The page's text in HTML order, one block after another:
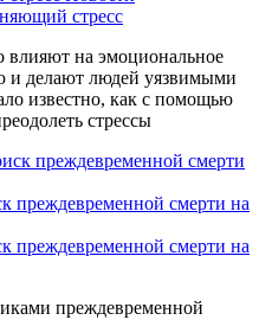
стресс
влияют на эмоциональное
и делают людей уязвимыми
известно, как с помощью
стрессы
преждевременной смерти на
преждевременной смерти на
преждевременной